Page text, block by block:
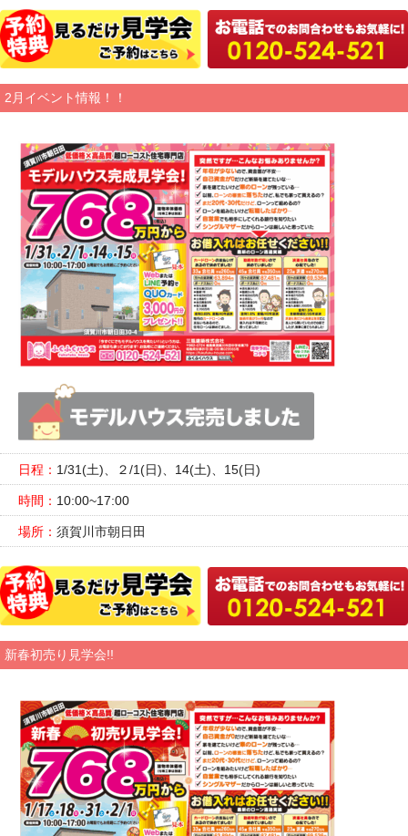
2月イベント情報！！
日程： 1/31(土)、２/1(日)、14(土)、15(日)
時間： 10:00~17:00
場所： 須賀川市朝日田
新春初売り見学会!!